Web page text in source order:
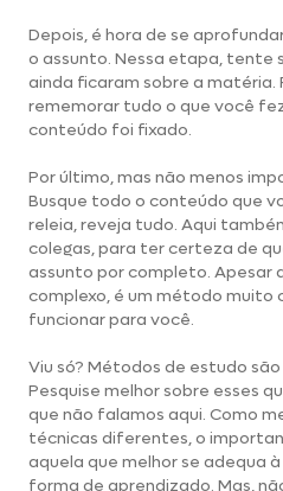
Depois, é hora de se
o assunto. Nessa etapa, tente
ainda ficaram sobre a matéria.
rememorar tudo o que você
conteúdo foi fixado.
Por último, mas não menos
Busque todo o conteúdo que
releia, reveja tudo. Aqui
colegas, para ter certeza de
assunto por completo. Apesar
complexo, é um método muito
funcionar para você.
Viu só? Métodos de estudo
Pesquise melhor sobre esses
que não falamos aqui. Como
técnicas diferentes, o
aquela que melhor se adequa
forma de aprendizado. Mas,